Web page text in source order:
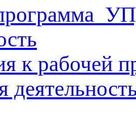
к рабочей